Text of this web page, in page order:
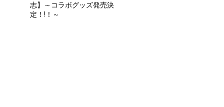
志】～コラボグッズ発売決
定！!！～